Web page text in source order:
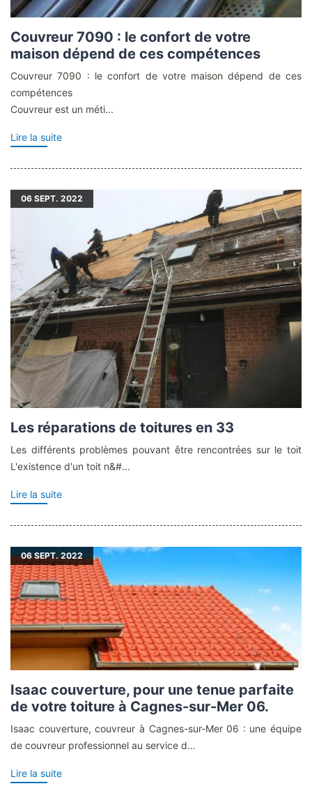
Couvreur 7090 : le confort de votre
maison dépend de ces compétences
Couvreur 7090 : le confort de votre maison dépend de ces
compétences
Couvreur est un méti...
Lire la suite
06 SEPT. 2022
Les réparations de toitures en 33
Les différents problèmes pouvant être rencontrées sur le toit
L'existence d'un toit n&#...
Lire la suite
06SEPT. 2022
Isaac couverture, pour une tenue parfaite
de votre toiture à Cagnes-sur-Mer 06.
Isaac couverture, couvreur à Cagnes-sur-Mer 06 : une équipe
de couvreur professionnel au service d...
Lire la suite